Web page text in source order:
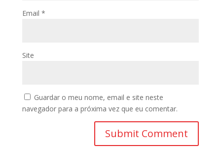
Email *
Site
Guardar o meu nome, email e site neste
navegador para a próxima vez que eu comentar.